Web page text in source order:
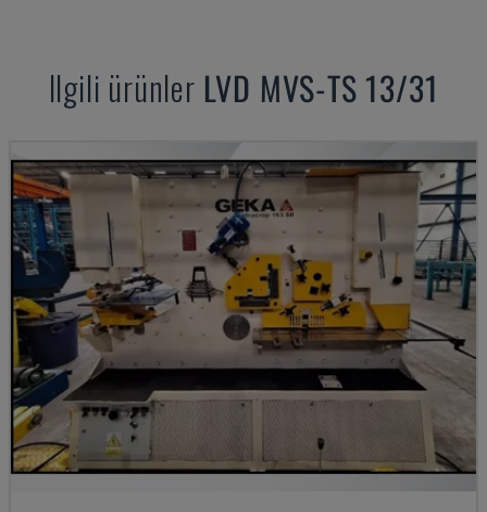
Ilgili ürünler LVD MVS-TS 13/31